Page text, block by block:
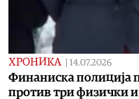
ХРОНИКА 14.07.2026
Финаниска полиција
против три физички